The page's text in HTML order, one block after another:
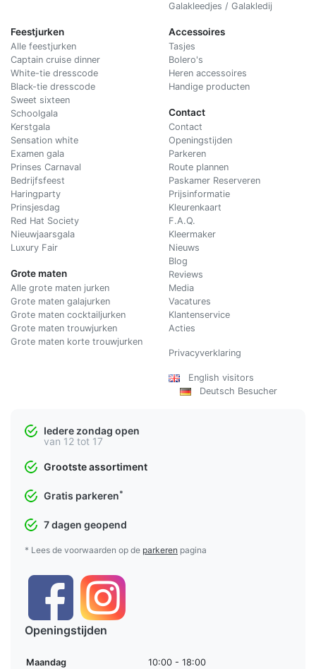
Galakleedjes / Galakledij
Feestjurken
Alle feestjurken
Captain cruise dinner
White-tie dresscode
Black-tie dresscode
Sweet sixteen
Schoolgala
Kerstgala
Sensation white
Examen gala
Prinses Carnaval
Bedrijfsfeest
Haringparty
Prinsjesdag
Red Hat Society
Nieuwjaarsgala
Luxury Fair
Grote maten
Alle grote maten jurken
Grote maten galajurken
Grote maten cocktailjurken
Grote maten trouwjurken
Grote maten korte trouwjurken
Accessoires
Tasjes
Bolero's
Heren accessoires
Handige producten
Contact
Contact
Openingstijden
Parkeren
Route plannen
Paskamer Reserveren
Prijsinformatie
Kleurenkaart
F.A.Q.
Kleermaker
Nieuws
Blog
Reviews
Media
Vacatures
Klantenservice
Acties
Privacyverklaring
English visitors
Deutsch Besucher
Iedere zondag open
van 12 tot 17
Grootste assortiment
Gratis parkeren*
7 dagen geopend
* Lees de voorwaarden op de parkeren pagina
Openingstijden
Maandag 10:00 - 18:00